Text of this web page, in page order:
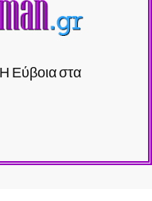
Εύβοια στα